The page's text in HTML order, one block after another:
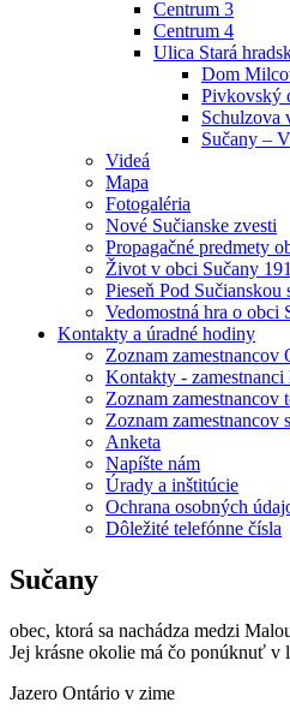
Centrum 3
Centrum 4
Ulica Stará
Dom
Pivkovský
Schulzova
Sučany –
Videá
Mapa
Fotogaléria
Nové Sučianske zvesti
Propagačné predmety
Život v obci Sučany
Pieseň Pod Sučianskou
Vedomostná hra o obci
Kontakty a úradné hodiny
Zoznam zamestnancov
Kontakty - zamestnanci
Zoznam zamestnancov
Zoznam zamestnancov
Anketa
Napíšte nám
Úrady a inštitúcie
Ochrana osobných
Dôležité telefónne čísla
Sučany
obec, ktorá sa nachádza medzi
Jej krásne okolie má čo ponúknuť v
Jazero Ontário v zime